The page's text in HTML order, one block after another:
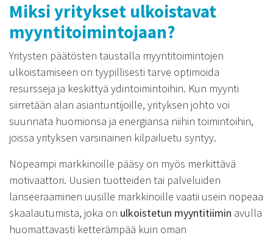
Miksi yritykset ulkoistavat
myyntitoimintojaan?
Yritysten päätösten taustalla myyntitoimintojen
ulkoistamiseen on tyypillisesti tarve optimoida
resursseja ja keskittyä ydintoimintoihin. Kun myynti
siirretään alan asiantuntijoille, yrityksen johto voi
suunnata huomionsa ja energiansa niihin toimintoihin,
joissa yrityksen varsinainen kilpailuetu syntyy.
Nopeampi markkinoille pääsy on myös merkittävä
motivaattori. Uusien tuotteiden tai palveluiden
lanseeraaminen uusille markkinoille vaatii usein nopeaa
skaalautumista, joka on ulkoistetun myyntitiimin avulla
huomattavasti ketterämpää kuin oman